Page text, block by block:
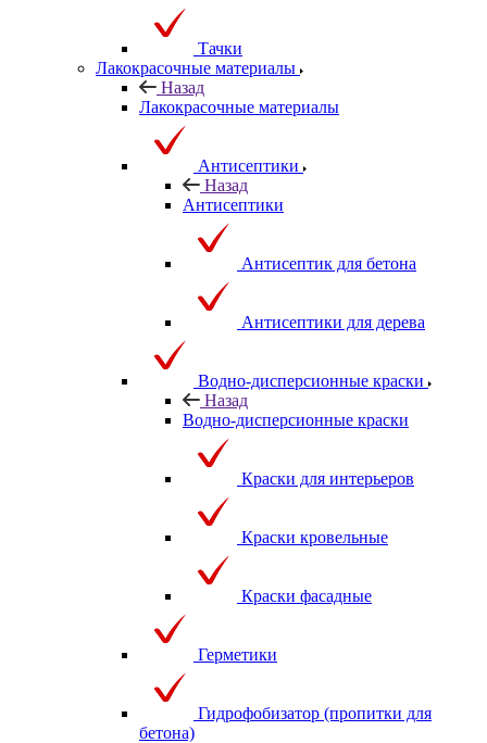
Тачки
Лакокрасочные материалы
Назад
Лакокрасочные материалы
Антисептики
Назад
Антисептики
Антисептик для бетона
Антисептики для дерева
Водно-дисперсионные краски
Назад
Водно-дисперсионные краски
Краски для интерьеров
Краски кровельные
Краски фасадные
Герметики
Гидрофобизатор (пропитки для
бетона)